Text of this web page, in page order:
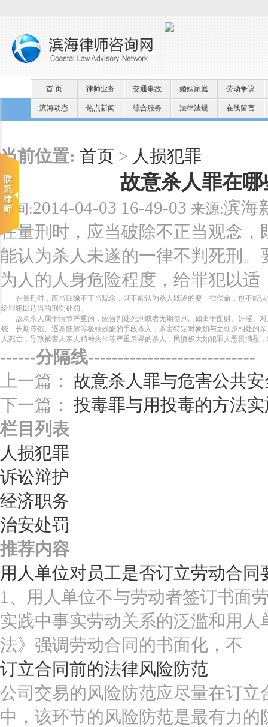
首 页 律师业务 交通事故 婚姻家庭 劳动争议
滨海动态 热点新闻 综合服务 法律法规 在线留言
当前位置: 首页 > 人损犯罪
故意杀人罪在
时间:2014-04-03 16-49-03 来源:滨海
在量刑时，应当破除不正当观念
能认为杀人未遂的一律不判死刑
为人的人身危险程度，给罪犯以适
在量刑时，应当破除不正当观念，既不能认为杀人既遂的要一律偿命，也不能
给罪犯以适当的刑罚处罚。
故意杀人属于情节严重的，应当判处死刑或者无期徒刑。如出于图财、奸淫、
烧、长期冻饿、逐渐肢解等极端残酷的手段杀人；杀害特定对象如与之朝夕相处的
人死亡，导致被害人亲人精神失常等严重后果的杀人；民愤极大如犯罪人恶贯满盈
------分隔线----------------------------
上一篇： 故意杀人罪与危害公共
下一篇： 投毒罪与用投毒的方法
栏目列表
人损犯罪
诉讼辩护
经济职务
治安处罚
推荐内容
用人单位对员工是否订立劳动合同
1、用人单位不与劳动者签订书面
实践中事实劳动关系的泛滥和用
法》强调劳动合同的书面化，不
订立合同前的法律风险防范
公司交易的风险防范应尽量在订
中，该环节的风险防范是最有力